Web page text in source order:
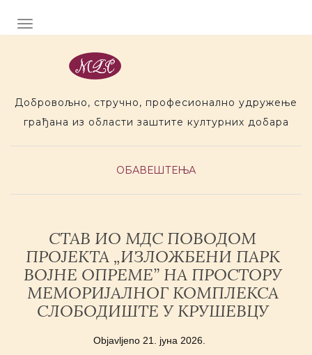
TOGGLE NAVIGATION
Добровољно, стручно, професионално удружење
грађана из области заштите културних добара
ОБАВЕШТЕЊА
СТАВ ИО МДС ПОВОДОМ
ПРОЈЕКТА „ИЗЛОЖБЕНИ ПАРК
ВОЈНЕ ОПРЕМЕ” НА ПРОСТОРУ
МЕМОРИЈАЛНОГ КОМПЛЕКСА
СЛОБОДИШТЕ У КРУШЕВЦУ
Objavljeno 21. јуна 2026.